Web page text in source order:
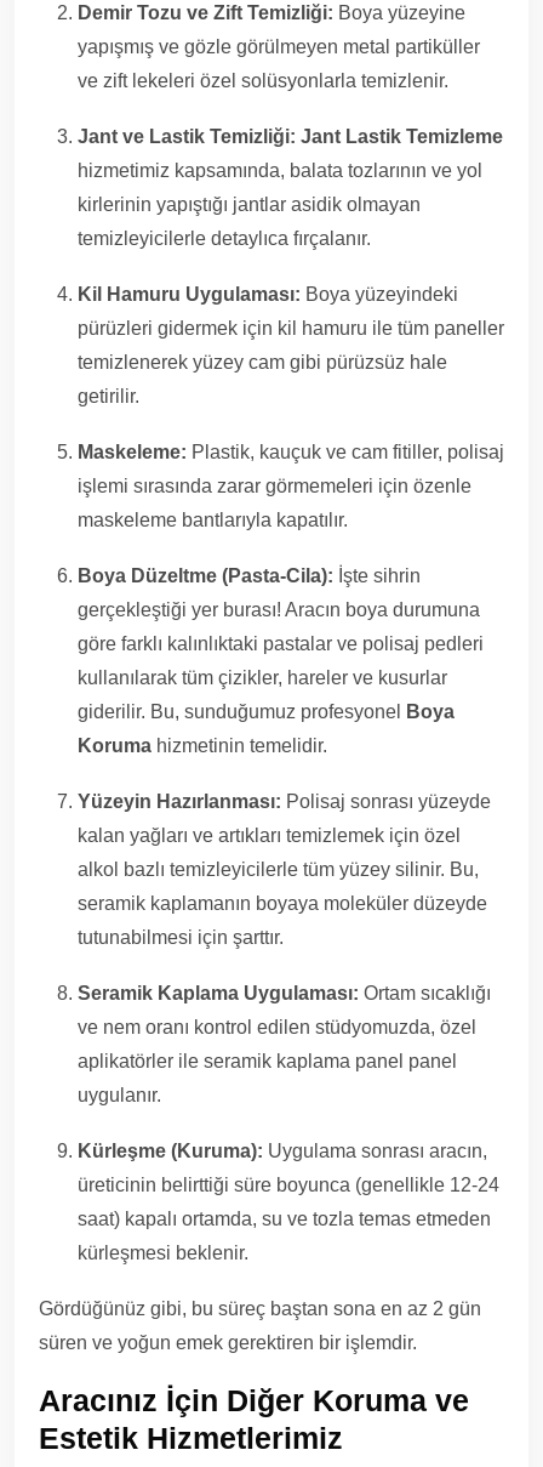
Demir Tozu ve Zift Temizliği: Boya yüzeyine
yapışmış ve gözle görülmeyen metal partiküller
ve zift lekeleri özel solüsyonlarla temizlenir.
Jant ve Lastik Temizliği: Jant Lastik Temizleme
hizmetimiz kapsamında, balata tozlarının ve yol
kirlerinin yapıştığı jantlar asidik olmayan
temizleyicilerle detaylıca fırçalanır.
Kil Hamuru Uygulaması: Boya yüzeyindeki
pürüzleri gidermek için kil hamuru ile tüm paneller
temizlenerek yüzey cam gibi pürüzsüz hale
getirilir.
Maskeleme: Plastik, kauçuk ve cam fitiller, polisaj
işlemi sırasında zarar görmemeleri için özenle
maskeleme bantlarıyla kapatılır.
Boya Düzeltme (Pasta-Cila): İşte sihrin
gerçekleştiği yer burası! Aracın boya durumuna
göre farklı kalınlıktaki pastalar ve polisaj pedleri
kullanılarak tüm çizikler, hareler ve kusurlar
giderilir. Bu, sunduğumuz profesyonel
Boya
Koruma hizmetinin temelidir.
Yüzeyin Hazırlanması: Polisaj sonrası yüzeyde
kalan yağları ve artıkları temizlemek için özel
alkol bazlı temizleyicilerle tüm yüzey silinir. Bu,
seramik kaplamanın boyaya moleküler düzeyde
tutunabilmesi için şarttır.
Seramik Kaplama Uygulaması: Ortam sıcaklığı
ve nem oranı kontrol edilen stüdyomuzda, özel
aplikatörler ile seramik kaplama panel panel
uygulanır.
Kürleşme (Kuruma): Uygulama sonrası aracın,
üreticinin belirttiği süre boyunca (genellikle 12-24
saat) kapalı ortamda, su ve tozla temas etmeden
kürleşmesi beklenir.
Gördüğünüz gibi, bu süreç baştan sona en az 2 gün
süren ve yoğun emek gerektiren bir işlemdir.
Aracınız İçin Diğer Koruma ve
Estetik Hizmetlerimiz